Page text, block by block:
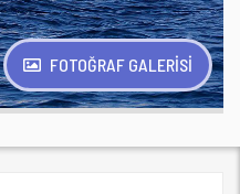
FOTOĞRAF GALERİSİ